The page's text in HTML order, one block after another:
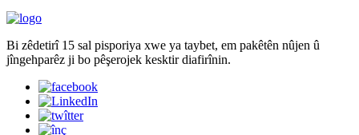
Bi zêdetirî 15 sal pisporiya xwe ya taybet, em pakêtên nûjen û
jîngehparêz ji bo pêşerojek kesktir diafirînin.